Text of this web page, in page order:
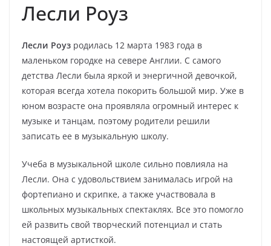
Лесли Роуз
Лесли Роуз родилась 12 марта 1983 года в
маленьком городке на севере Англии. С самого
детства Лесли была яркой и энергичной девочкой,
которая всегда хотела покорить большой мир. Уже в
юном возрасте она проявляла огромный интерес к
музыке и танцам, поэтому родители решили
записать ее в музыкальную школу.
Учеба в музыкальной школе сильно повлияла на
Лесли. Она с удовольствием занималась игрой на
фортепиано и скрипке, а также участвовала в
школьных музыкальных спектаклях. Все это помогло
ей развить свой творческий потенциал и стать
настоящей артисткой.